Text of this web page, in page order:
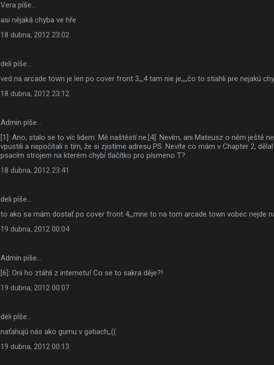
Vera píše…
asi nějaká chyba ve hře
18 dubna, 2012 23:02
deli píše…
ved na arcade town je len po cover front 3,,,4 tam nie je,,,,čo to stiahli pre nejakú
18 dubna, 2012 23:12
Admin píše…
[1]: Ano, stalo se to víc lidem. Mě naštěstí ne.[4]: Nevím, ani Mateusz o něm ještě
vpustili a nepočítali s tím, že si zjistíme adresu PS. Nevíte co mám v Chapter 2,
psacím strojem na kterém chybí tlačítko pro písmeno T?
18 dubna, 2012 23:41
deli píše…
to ako sa mám dostať po cover front 4,,,mne to na tom arcade town vobec nejde
19 dubna, 2012 00:04
Admin píše…
[6]: Oni ho ztáhli z internetu! Co se to sakra děje?!
19 dubna, 2012 00:07
deli píše…
naťahujú nás ako gumu v gatiach,,((
19 dubna, 2012 00:13